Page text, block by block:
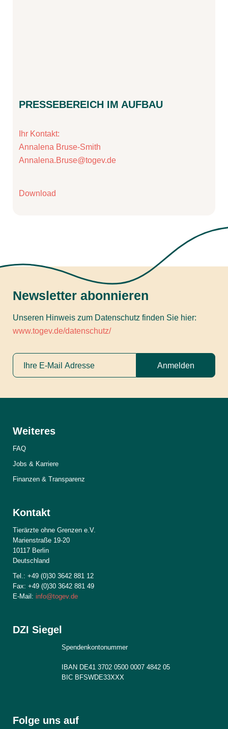
PRESSEBEREICH IM AUFBAU
Ihr Kontakt:
Annalena Bruse-Smith
Annalena.Bruse@togev.de
Download
Newsletter abonnieren
Unseren Hinweis zum Datenschutz finden Sie hier:
www.togev.de/datenschutz/
Anmelden
Weiteres
FAQ
Jobs & Karriere
Finanzen & Transparenz
Kontakt
Tierärzte ohne Grenzen e.V.
Marienstraße 19-20
10117 Berlin
Deutschland
Tel.: +49 (0)30 3642 881 12
Fax: +49 (0)30 3642 881 49
E-Mail: info@togev.de
DZI Siegel
Spendenkontonummer
IBAN DE41 3702 0500 0007 4842 05
BIC BFSWDE33XXX
Folge uns auf